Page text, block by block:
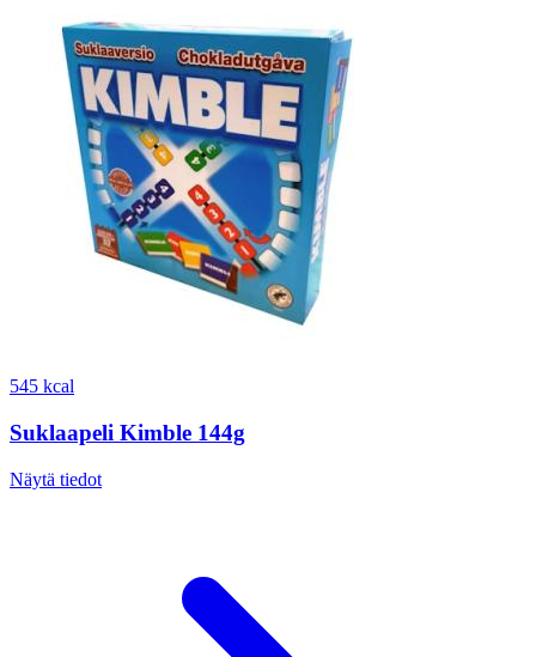
545 kcal
Suklaapeli Kimble 144g
Näytä tiedot